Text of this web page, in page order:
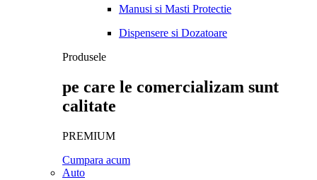
Manusi si Masti Protectie
Dispensere si Dozatoare
Produsele
pe care le comercializam sunt
calitate
PREMIUM
Cumpara acum
Auto